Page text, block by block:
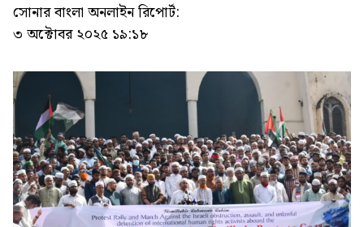
সোনার বাংলা অনলাইন রিপোর্ট:
৩ অক্টোবর ২০২৫ ১৯:১৮